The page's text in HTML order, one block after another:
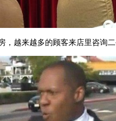
，越来越多的顾客来店里咨询